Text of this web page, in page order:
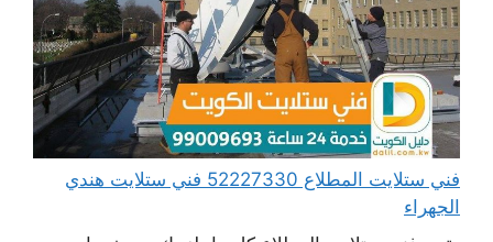
فني ستلايت المطلاع 52227330 فني ستلايت هندي
الجهراء